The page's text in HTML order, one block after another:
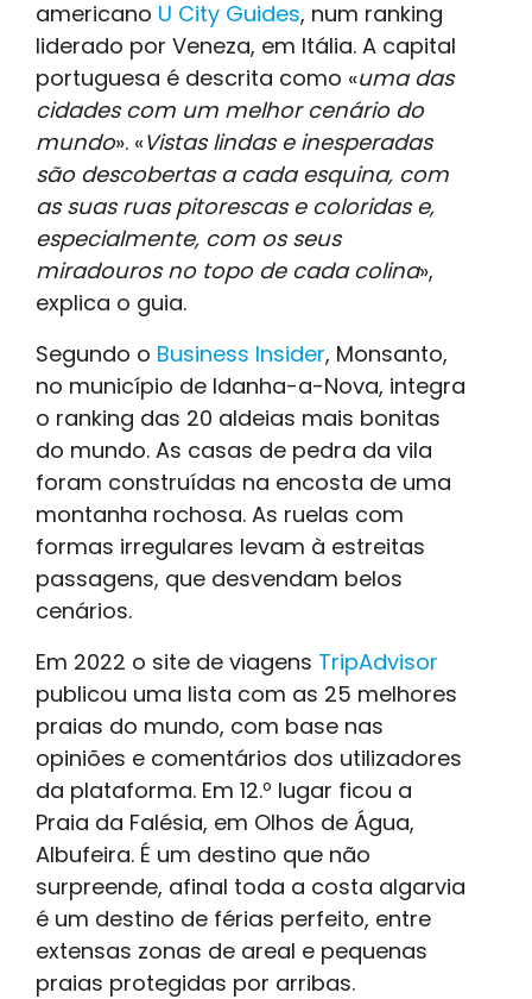
americano U City Guides, num ranking
liderado por Veneza, em Itália. A capital
portuguesa é descrita como «uma das
cidades com um melhor cenário do
mundo». «Vistas lindas e inesperadas
são descobertas a cada esquina, com
as suas ruas pitorescas e coloridas e,
especialmente, com os seus
miradouros no topo de cada colina»,
explica o guia.
Segundo o Business Insider, Monsanto,
no município de Idanha-a-Nova, integra
o ranking das 20 aldeias mais bonitas
do mundo. As casas de pedra da vila
foram construídas na encosta de uma
montanha rochosa. As ruelas com
formas irregulares levam à estreitas
passagens, que desvendam belos
cenários.
Em 2022 o site de viagens TripAdvisor
publicou uma lista com as 25 melhores
praias do mundo, com base nas
opiniões e comentários dos utilizadores
da plataforma. Em 12.º lugar ficou a
Praia da Falésia, em Olhos de Água,
Albufeira. É um destino que não
surpreende, afinal toda a costa algarvia
é um destino de férias perfeito, entre
extensas zonas de areal e pequenas
praias protegidas por arribas.